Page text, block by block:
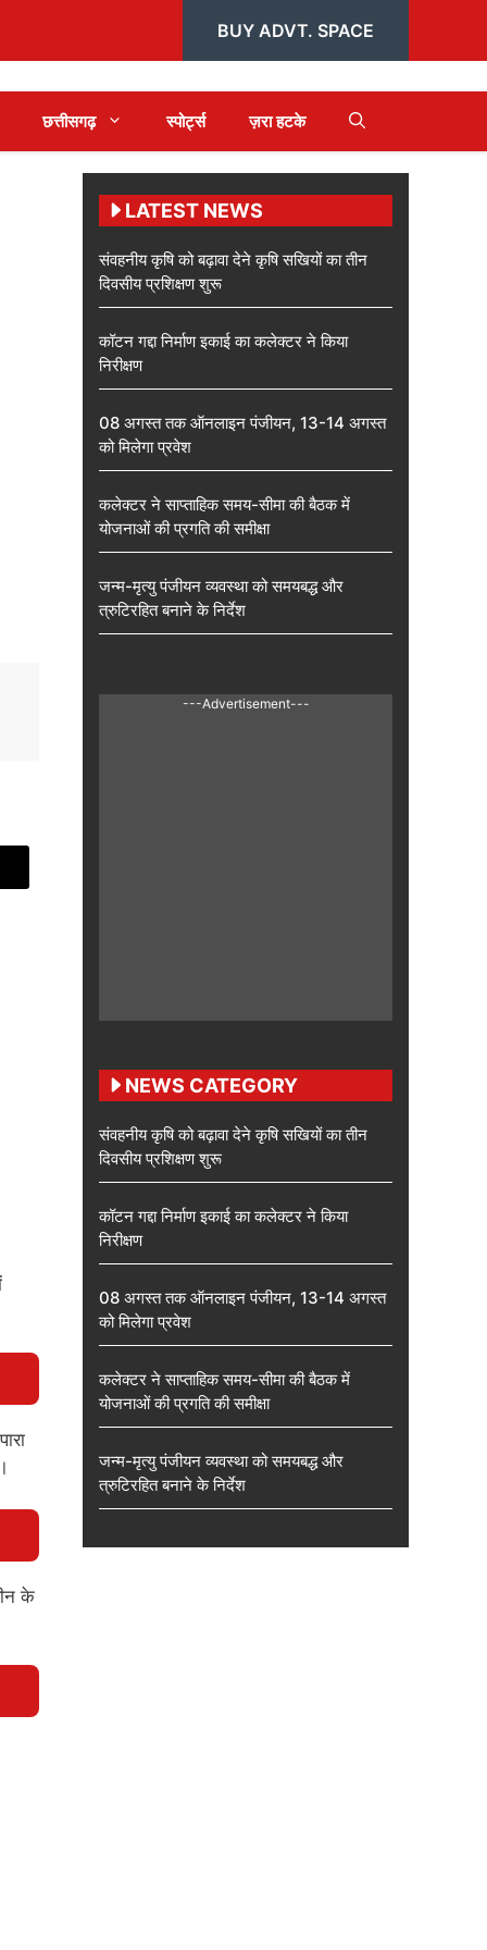
BUY ADVT. SPACE
छत्तीसगढ़ स्पोर्ट्स ज़रा हटके
के
LATEST NEWS
संवहनीय कृषि को बढ़ावा देने कृषि सखियों का तीन
दिवसीय प्रशिक्षण शुरू
कॉटन गद्दा निर्माण इकाई का कलेक्टर ने किया
निरीक्षण
08 अगस्त तक ऑनलाइन पंजीयन, 13-14 अगस्त
को मिलेगा प्रवेश
कलेक्टर ने साप्ताहिक समय-सीमा की बैठक में
योजनाओं की प्रगति की समीक्षा
जन्म-मृत्यु पंजीयन व्यवस्था को समयबद्ध और
त्रुटिरहित बनाने के निर्देश
---Advertisement---
NEWS CATEGORY
संवहनीय कृषि को बढ़ावा देने कृषि सखियों का तीन
दिवसीय प्रशिक्षण शुरू
कॉटन गद्दा निर्माण इकाई का कलेक्टर ने किया
निरीक्षण
08 अगस्त तक ऑनलाइन पंजीयन, 13-14 अगस्त
को मिलेगा प्रवेश
कलेक्टर ने साप्ताहिक समय-सीमा की बैठक में
योजनाओं की प्रगति की समीक्षा
जन्म-मृत्यु पंजीयन व्यवस्था को समयबद्ध और
त्रुटिरहित बनाने के निर्देश